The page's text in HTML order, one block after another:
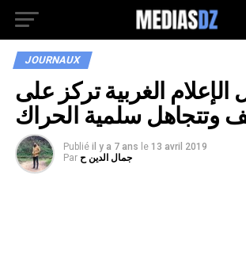
JOURNAUX
الإعلام الغربية تركز على
وتتجاهل سلمية الحراك
Publié il y a 7 ans le 13 avril 2019
Par جمال الدين ح